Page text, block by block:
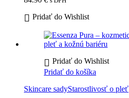
Pridať do Wishlist
Pridať do Wishlist
Pridať do košíka
Skincare sadyStarostlivosť o pleť